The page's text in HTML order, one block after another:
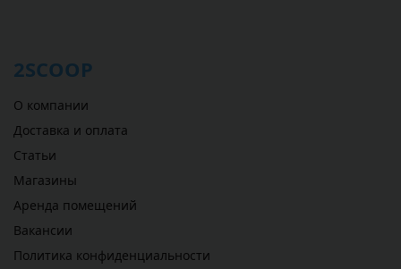
2SCOOP
О компании
Доставка и оплата
Статьи
Магазины
Аренда помещений
Вакансии
Политика конфиденциальности